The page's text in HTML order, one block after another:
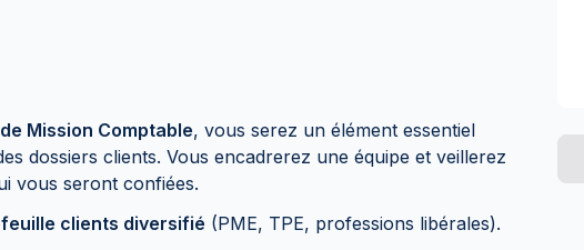
Mission Comptable, vous serez un élément essentiel
dossiers clients. Vous encadrerez une équipe et veillerez
vous seront confiées.
clients diversifié (PME, TPE, professions libérales).